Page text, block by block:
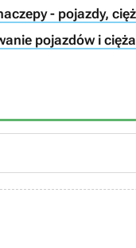
- pojazdy,
pojazdów i